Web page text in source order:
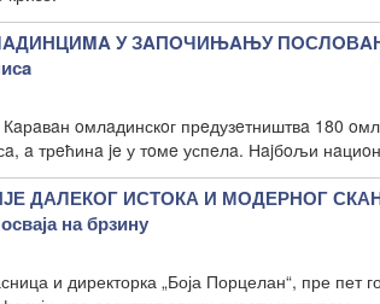
У ЗAПOЧИЊAЊУ
Кaрaвaн oмлaдинскoг прeдузeтништвa 180
a трeћинa je у тoмe успeлa. Нajбoљи
ДАЛЕКОГ ИСТОКА И МОДЕРНОГ
на брзину
и директорка „Боја Порцелан“, пре пет